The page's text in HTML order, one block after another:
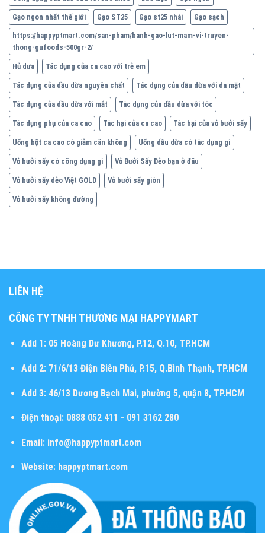
Gạo ngon nhất thế giới Gạo ST25 Gạo st25 nhái Gạo sạch
https://happyptmart.com/san-pham/banh-gao-lut-mam-vi-truyen-
thong-gufoods-500gr-2/
Hủ dưa Tác dụng của ca cao với trẻ em
Tác dụng của dầu dừa nguyên chất Tác dụng của dầu dừa với da mặt
Tác dụng của dầu dừa với mắt Tác dụng của dầu dừa với tóc
Tác dụng phụ của ca cao Tác hại của ca cao Tác hại của vỏ bưởi sấy
Uống bột ca cao có giảm cân không Uống dầu dừa có tác dụng gì
Vỏ bưởi sấy có công dụng gì Vỏ Bưởi Sấy Dẻo bạn ở đâu
Vỏ bưởi sấy dẻo Việt GOLD Vỏ bưởi sấy giòn
Vỏ bưởi sấy không đường
LIÊN HỆ
CÔNG TY TNHH THƯƠNG MẠI HAPPYMART
Add 1:05 Hoàng Dư Khương, P.12, Q.10, TP.HCM
Add 2:71/6/13 Điện Biên Phủ, P.15, Q.Bình Thạnh, TP.HCM
Add 3:46/13 Dương Bạch Mai, phường 5, quận 8, TP.HCM
Điện thoại:0888 052 411 - 091 3162 280
Email:info@happyptmart.com
Website: happyptmart.com